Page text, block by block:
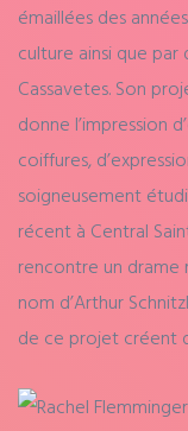
émaillées des
culture ainsi que par
Cassavetes. Son
donne l’impression
coiffures,
soigneusement
récent à Central
rencontre un drame
nom d’Arthur
de ce projet créent